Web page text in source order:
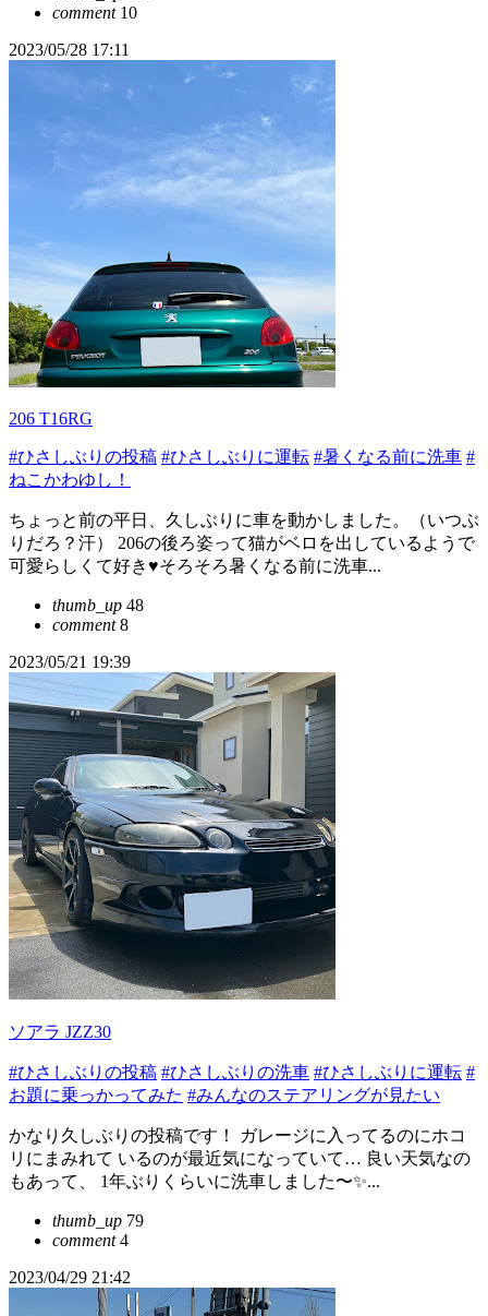
comment10
2023/05/28 17:11
206 T16RG
#ひさしぶりの投稿 #ひさしぶりに運転 #暑くなる前に洗車 #
ねこかわゆし！
ちょっと前の平日、久しぶりに車を動かしました。（いつぶ
りだろ？汗） 206の後ろ姿って猫がベロを出しているようで
可愛らしくて好き♥そろそろ暑くなる前に洗車...
thumb_up 48
comment8
2023/05/21 19:39
ソアラ JZZ30
#ひさしぶりの投稿 #ひさしぶりの洗車 #ひさしぶりに運転 #
お題に乗っかってみた #みんなのステアリングが見たい
かなり久しぶりの投稿です！ ガレージに入ってるのにホコ
リにまみれて いるのが最近気になっていて… 良い天気なの
もあって、 1年ぶりくらいに洗車しました〜✨...
thumb_up 79
comment4
2023/04/29 21:42